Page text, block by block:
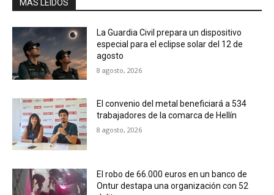
MÁS LEIDOS
La Guardia Civil prepara un dispositivo
especial para el eclipse solar del 12 de
agosto
8 agosto, 2026
El convenio del metal beneficiará a 534
trabajadores de la comarca de Hellín
8 agosto, 2026
El robo de 66.000 euros en un banco de
Ontur destapa una organización con 52